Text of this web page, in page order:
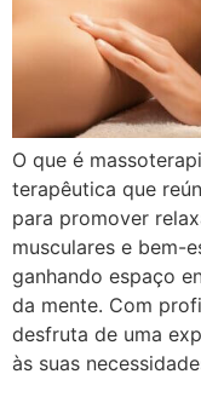
O que é
terapêutica que
para promover
musculares e bem-
ganhando espaço
da mente. Com
desfruta de uma
às suas